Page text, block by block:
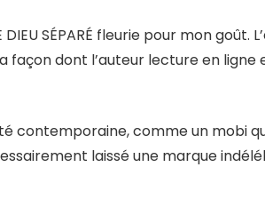
SÉPARÉ fleurie pour mon goût.
façon dont l’auteur lecture en
contemporaine, comme un mobi
laissé une marque